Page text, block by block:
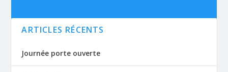
ARTICLES RÉCENTS
Journée porte ouverte